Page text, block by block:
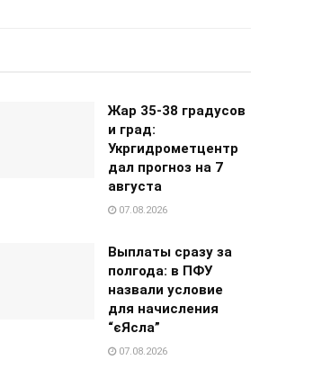
Жар 35-38 градусов
и град:
Укргидрометцентр
дал прогноз на 7
августа
07.08.2026
Выплаты сразу за
полгода: в ПФУ
назвали условие
для начисления
“єЯсла”
07.08.2026